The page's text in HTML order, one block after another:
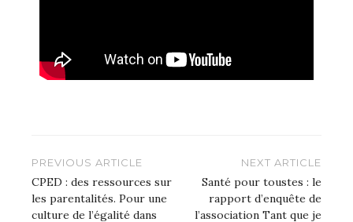
PREVIOUS ARTICLE
CPED : des ressources sur
les parentalités. Pour une
culture de l’égalité dans
NEXT ARTICLE
Santé pour toustes : le
rapport d’enquête de
l’association Tant que je